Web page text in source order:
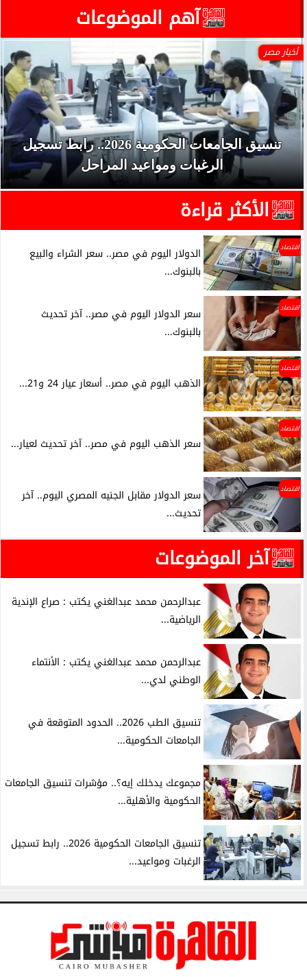
آهم الموضوعات
أخبار مصر
تنسيق الجامعات الحكومية 2026.. رابط تسجيل
الرغبات ومواعيد المراحل
الأكثر قراءة
اقتصاد
الدولار اليوم في مصر.. سعر الشراء والبيع
بالبنوك...
اقتصاد
سعر الدولار اليوم في مصر.. آخر تحديث
بالبنوك...
اقتصاد
الذهب اليوم في مصر.. أسعار عيار 24 و21...
اقتصاد
سعر الذهب اليوم في مصر.. آخر تحديث لعيار...
اقتصاد
سعر الدولار مقابل الجنيه المصري اليوم.. آخر
تحديث...
آخر الموضوعات
عبدالرحمن محمد عبدالغني يكتب : صراع الإندية
الرياضية...
عبدالرحمن محمد عبدالغني يكتب : الأنتماء
الوطني لدي...
تنسيق الطب 2026.. الحدود المتوقعة في
الجامعات الحكومية...
مجموعك يدخلك إيه؟.. مؤشرات تنسيق الجامعات
الحكومية والأهلية...
تنسيق الجامعات الحكومية 2026.. رابط تسجيل
الرغبات ومواعيد...